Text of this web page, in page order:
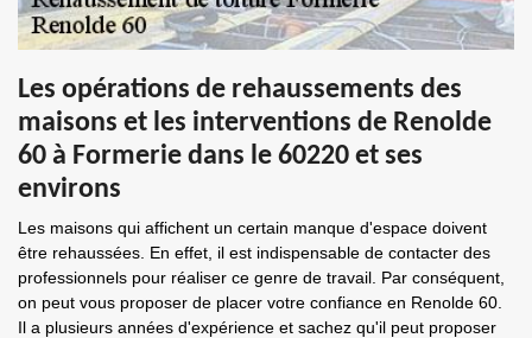
Les opérations de rehaussements des
maisons et les interventions de Renolde
60 à Formerie dans le 60220 et ses
environs
Les maisons qui affichent un certain manque d'espace doivent
être rehaussées. En effet, il est indispensable de contacter des
professionnels pour réaliser ce genre de travail. Par conséquent,
on peut vous proposer de placer votre confiance en Renolde 60.
Il a plusieurs années d'expérience et sachez qu'il peut proposer